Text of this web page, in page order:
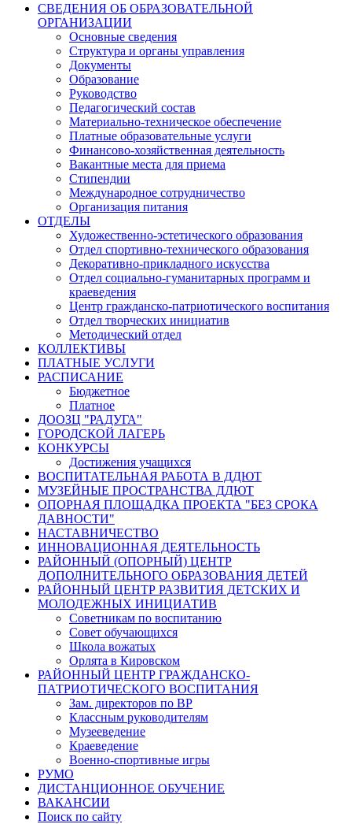
СВЕДЕНИЯ ОБ ОБРАЗОВАТЕЛЬНОЙ
ОРГАНИЗАЦИИ
Основные сведения
Структура и органы управления
Документы
Образование
Руководство
Педагогический состав
Материально-техническое обеспечение
Платные образовательные услуги
Финансово-хозяйственная деятельность
Вакантные места для приема
Стипендии
Международное сотрудничество
Организация питания
ОТДЕЛЫ
Художественно-эстетического образования
Отдел спортивно-технического образования
Декоративно-прикладного искусства
Отдел социально-гуманитарных программ и
краеведения
Центр гражданско-патриотического воспитания
Отдел творческих инициатив
Методический отдел
КОЛЛЕКТИВЫ
ПЛАТНЫЕ УСЛУГИ
РАСПИСАНИЕ
Бюджетное
Платное
ДООЗЦ "РАДУГА"
ГОРОДСКОЙ ЛАГЕРЬ
КОНКУРСЫ
Достижения учащихся
ВОСПИТАТЕЛЬНАЯ РАБОТА В ДДЮТ
МУЗЕЙНЫЕ ПРОСТРАНСТВА ДДЮТ
ОПОРНАЯ ПЛОЩАДКА ПРОЕКТА "БЕЗ СРОКА
ДАВНОСТИ"
НАСТАВНИЧЕСТВО
ИННОВАЦИОННАЯ ДЕЯТЕЛЬНОСТЬ
РАЙОННЫЙ (ОПОРНЫЙ) ЦЕНТР
ДОПОЛНИТЕЛЬНОГО ОБРАЗОВАНИЯ ДЕТЕЙ
РАЙОННЫЙ ЦЕНТР РАЗВИТИЯ ДЕТСКИХ И
МОЛОДЕЖНЫХ ИНИЦИАТИВ
Советникам по воспитанию
Совет обучающихся
Школа вожатых
Орлята в Кировском
РАЙОННЫЙ ЦЕНТР ГРАЖДАНСКО-
ПАТРИОТИЧЕСКОГО ВОСПИТАНИЯ
Зам. директоров по ВР
Классным руководителям
Музееведение
Краеведение
Военно-спортивные игры
РУМО
ДИСТАНЦИОННОЕ ОБУЧЕНИЕ
ВАКАНСИИ
Поиск по сайту